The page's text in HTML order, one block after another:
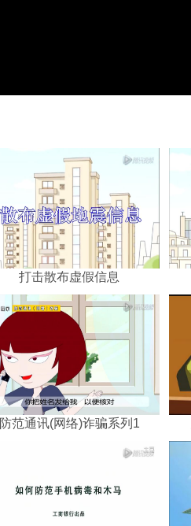
打击散布虚假信息
防范通讯(网络)诈骗系列1